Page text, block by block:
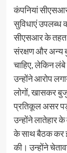
कंपनियां सीएसआर
सुविधाएं उपलब्ध
सीएसआर के तहत
संरक्षण और अन्य
चाहिए, लेकिन
उन्होंने आरोप
लोगों, खासकर
प्रतिकूल असर
उन्होंने लातेहार
के साथ बैठक कर
की। उन्होंने